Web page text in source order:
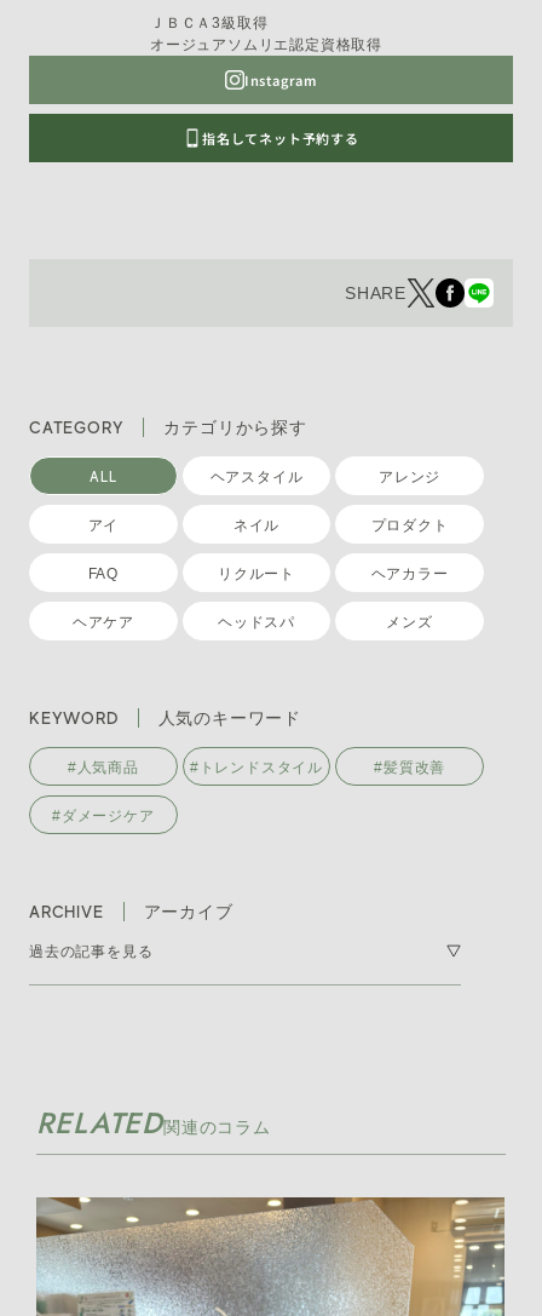
CATEGORY カテゴリから探す
ALL ヘアスタイル アレンジ
アイ ネイル プロダクト
FAQ リクルート ヘアカラー
ヘアケア ヘッドスパ メンズ
KEYWORD 人気のキーワード
#人気商品 #トレンドスタイル #髪質改善
#ダメージケア
ARCHIVE アーカイブ
過去の記事を見る
2026年5月 [11]
2026年3月 [21]
2026年2月 [8]
ＪＢＣＡ3級取得
オージュアソムリエ認定資格取得
Instagram
指名してネット予約する
SHARE
RELATED関連のコラム